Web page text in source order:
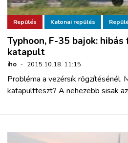
Repülés Katonai repülés
Typhoon, F-35 bajok:
katapult
iho · 2015.10.18. 11:15
Probléma a vezérsík rögzítésénél.
katapultteszt? A nehezebb sisak